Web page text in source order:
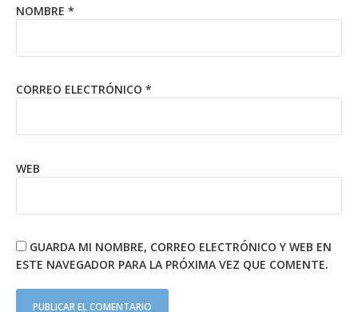
NOMBRE *
CORREO ELECTRÓNICO *
WEB
GUARDA MI NOMBRE, CORREO ELECTRÓNICO Y WEB EN
ESTE NAVEGADOR PARA LA PRÓXIMA VEZ QUE COMENTE.